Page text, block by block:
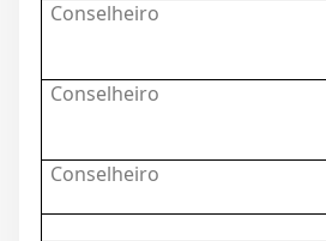
Conselheiro
Conselheiro
Conselheiro